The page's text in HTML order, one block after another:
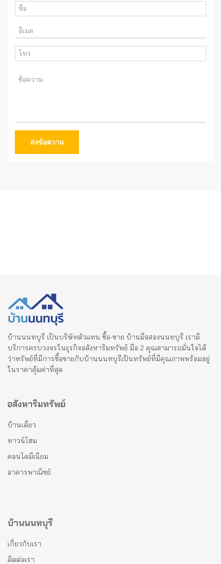
ส่งข้อความ
บ้านนนทบุรี เป็นบริษัทตัวแทน ซื้อ-ขาย บ้านมือสองนนทบุรี เรามี
บริการครบวงจรในธุรกิจอสังหาริมทรัพย์ มือ 2 คุณสามารถมั่นใจได้
ว่าทรัพย์ที่มีการซื้อขายกับบ้านนนทบุรีเป็นทรัพย์ที่มีคุณภาพพร้อมอยู่
ในราคาคุ้มค่าที่สุด
อสังหาริมทรัพย์
บ้านเดี่ยว
ทาวน์โฮม
คอนโดมีเนียม
อาคารพาณิชย์
บ้านนนทบุรี
เกี่ยวกับเรา
ติดต่อเรา